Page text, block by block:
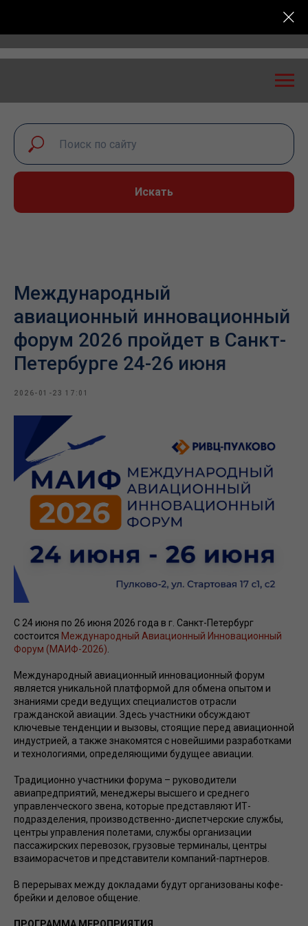
конференция «Транспортная
Искать
Международный
авиационный инновационный
форум 2026 пройдет в Санкт-
Петербурге 24-26 июня
2026-01-23 17:01
С 24 июня по 26 июня 2026 года в г. Санкт-Петербург
состоится Международный Авиационный Инновационный
Форум (МАИФ-2026)
Международный авиационный инновационный форум
является уникальной платформой для обмена опытом и
знаниями среди ведущих специалистов отрасли
гражданской авиации. Здесь участники обсуждают
ключевые тенденции и вызовы, стоящие перед авиационной
индустрией, а также знакомятся с новейшими разработками
и технологиями, определяющими будущее авиации.
Традиционно участники форума – руководители
авиапредприятий, менеджеры высшего и среднего
управленческого звена, которые представляют ИТ-
подразделения, производственно-диспетчерские службы,
центры управления полетами, службы организации
пассажирских перевозок, грузовые терминалы, центры
взаиморасчетов и представители компаний-партнеров.
В перерывах между докладами будут организованы кофе-
брейки и деловое общение.